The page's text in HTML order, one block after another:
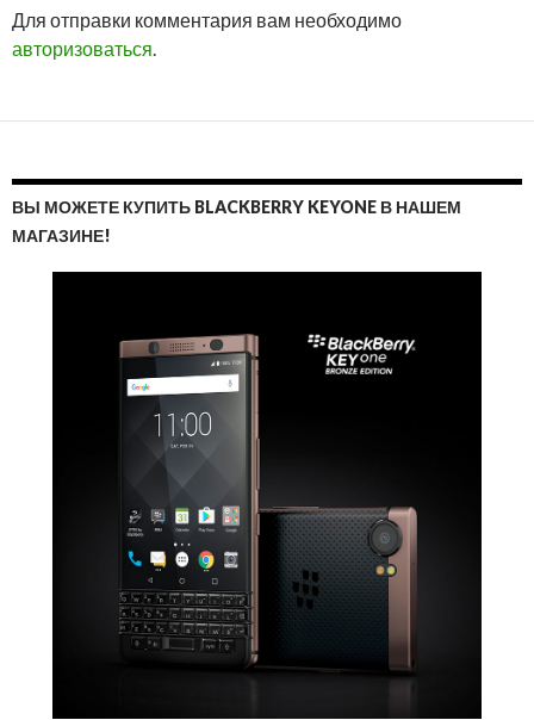
Для отправки комментария вам необходимо
авторизоваться.
ВЫ МОЖЕТЕ КУПИТЬ BLACKBERRY KEYONE В НАШЕМ
МАГАЗИНЕ!